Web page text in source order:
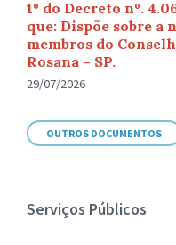
1º do Decreto nº.
que: Dispõe sobre a
membros do
Rosana – SP.
29/07/2026
OUTROS DOCUMENTOS
Serviços Públicos